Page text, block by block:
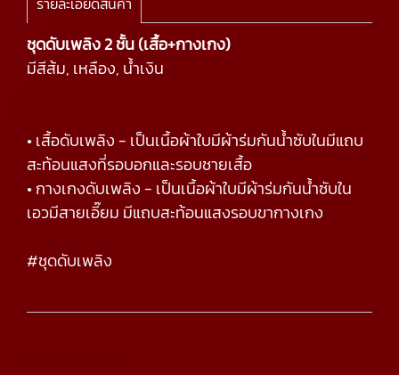
ชุดดับเพลิง 2 ชั้น (เสื้อ+กางเกง)
มีสีส้ม, เหลือง, น้ำเงิน
• เสื้อดับเพลิง - เป็นเนื้อผ้าใบมีผ้าร่มกันน้ำซับในมีแถบ
สะท้อนแสงที่รอบอกและรอบชายเสื้อ
• กางเกงดับเพลิง - เป็นเนื้อผ้าใบมีผ้าร่มกันน้ำซับใน
เอวมีสายเอี๊ยม มีแถบสะท้อนแสงรอบขากางเกง
#ชุดดับเพลิง